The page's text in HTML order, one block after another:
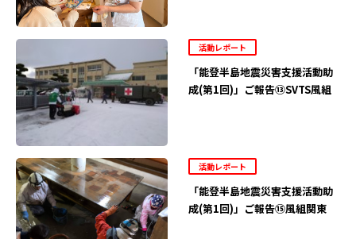
活動レポート
「能登半島地震災害支援活動助
成(第1回)」ご報告⑬SVTS風組
活動レポート
「能登半島地震災害支援活動助
成(第1回)」ご報告⑮風組関東